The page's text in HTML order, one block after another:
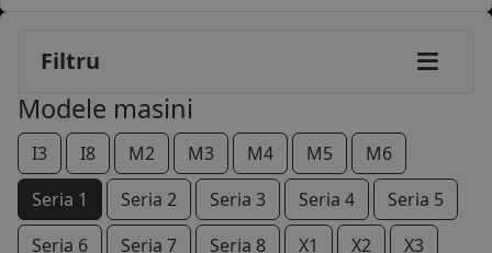
MARCA AUTO
BLOG
B2B - COLABORARE COMPANII
CONT
Filtru
Modele masini
I3 I8 M2 M3 M4 M5
M6
Seria 1
Seria 2 Seria 3 Seria 4
Seria 5
Seria 6
Seria 7 Seria 8 X1 X2
X3
185/60R16
195/55R16
205/55R16